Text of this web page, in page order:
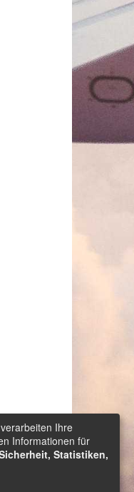
Ihre
Informationen für
Statistiken,